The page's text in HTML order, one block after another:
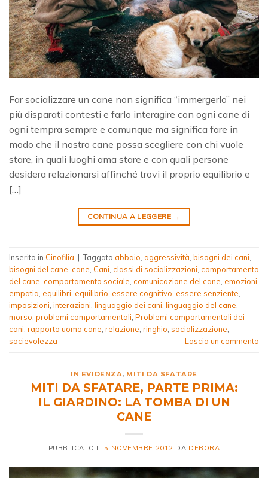
Far socializzare un cane non significa “immergerlo” nei
più disparati contesti e farlo interagire con ogni cane di
ogni tempra sempre e comunque ma significa fare in
modo che il nostro cane possa scegliere con chi vuole
stare, in quali luoghi ama stare e con quali persone
desidera relazionarsi affinché trovi il proprio equilibrio e
[…]
CONTINUA A LEGGERE →
Inserito in Cinofilia | Taggato abbaio aggressività bisogni dei cani
bisogni del cane cane Cani classi di socializzazioni comportamento
del cane comportamento sociale comunicazione del cane emozioni
empatia equilibri equilibrio essere cognitivo essere senziente
imposizioni interazioni linguaggio dei cani linguaggio del cane
morso problemi comportamentali Problemi comportamentali dei
cani rapporto uomo cane relazione ringhio socializzazione
socievolezza
Lascia un commento
IN EVIDENZA, MITI DA SFATARE
MITI DA SFATARE, PARTE PRIMA:
IL GIARDINO: LA TOMBA DI UN
CANE
PUBBLICATO IL 5 NOVEMBRE 2012 DA DEBORA